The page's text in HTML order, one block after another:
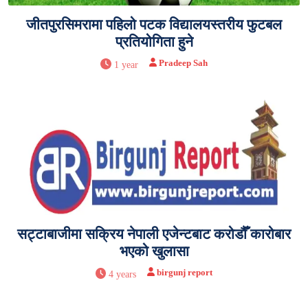
जीतपुरसिमरामा पहिलो पटक विद्यालयस्तरीय फुटबल
प्रतियोगिता हुने
1 year Pradeep Sah
सट्टाबाजीमा सक्रिय नेपाली एजेन्टबाट करोडौँ कारोबार
भएको खुलासा
4 years birgunj report